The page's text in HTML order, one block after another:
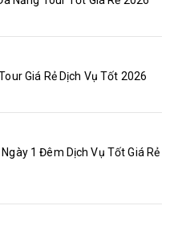
Giá Rẻ Dịch Vụ Tốt 2026
1 Đêm Dịch Vụ Tốt Giá Rẻ